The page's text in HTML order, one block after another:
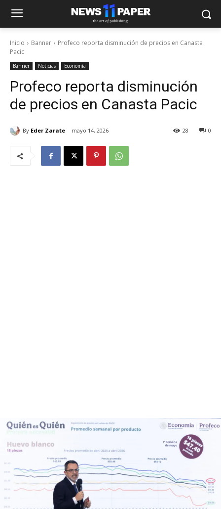
Inicio Banner
Profeco reporta disminución de precios en Canasta
Pacic
Banner Noticias Economía
Profeco reporta disminución
de precios en Canasta Pacic
By Eder Zarate mayo 14, 2026 0
28